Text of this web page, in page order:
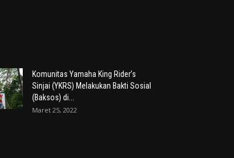
Komunitas Yamaha King Rider’s
Sinjai (YKRS) Melakukan Bakti Sosial
(Baksos) di...
Maret 25, 2022